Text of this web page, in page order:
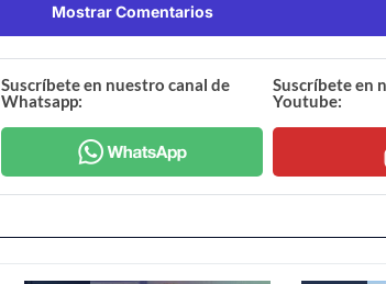
Mostrar Comentarios
Suscríbete en nuestro canal de
Whatsapp:
Suscríbete en
Youtube: